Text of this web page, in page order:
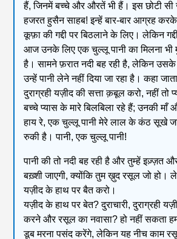
हैं, जिनमें बच्चे और औरतें भी हैं। इस छोटी सी
हजरत हुसैन साहब! इन्हें बार-बार आग्रह
कूफ़ा की गद्दी पर बिठलाने के लिए। लेकिन
आज उनके लिए एक चुल्लू पानी का मिलना भी
है। सामने फ़रात नदी बह रही है, लेकिन उसके
उन्हें पानी लेने नहीं दिया जा रहा है। कहा
दुराग्रही यज़ीद की सत्ता क़बूल करो, नहीं तो
बच्चे प्यास के मारे बिलबिला रहे हैं; उनकी माँ
हाय रे, एक चुल्लू पानी मेरे लाल के कंठ सूखे
रुकी है। पानी, एक चुल्लू पानी!
पानी की तो नदी बह रही है और तुम्हें इज़्ज़त
बख़्शी जाएगी, क्योंकि तुम ख़ुद रसूल जो हो।
यज़ीद के हाथ पर बैत करो।
यज़ीद के हाथ पर बेत? दुराचारी, दुराग्रही
करने और रसूल का नवासा? हो नहीं सकता
डूब मरना पसंद करेंगे, लेकिन यह नीच काम